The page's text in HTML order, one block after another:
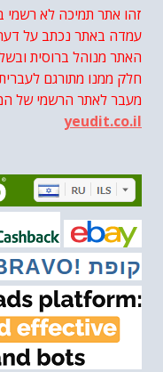
השר
מיכאל
זהו אתר תמיכה לא רשמי
עמדה באתר נכתב על
האתר מנוהל ברוסית
חלק ממנו מתורגם
מעבר לאתר הרשמי של
yeudit.co.il